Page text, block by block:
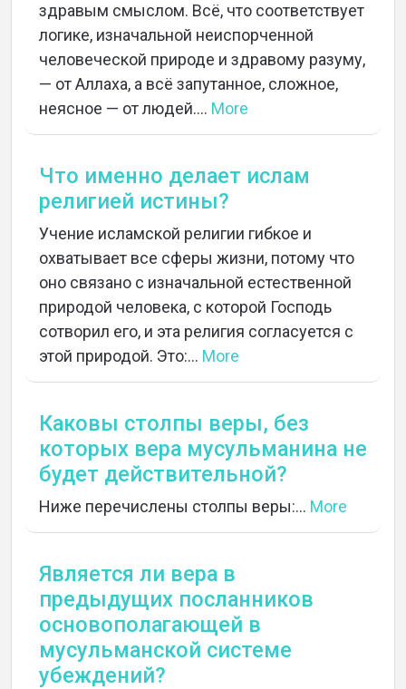
здравым смыслом. Всё, что соответствует
логике, изначальной неиспорченной
человеческой природе и здравому разуму,
— от Аллаха, а всё запутанное, сложное,
неясное — от людей.... More
Что именно делает ислам
религией истины?
Учение исламской религии гибкое и
охватывает все сферы жизни, потому что
оно связано с изначальной естественной
природой человека, с которой Господь
сотворил его, и эта религия согласуется с
этой природой. Это:... More
Каковы столпы веры, без
которых вера мусульманина не
будет действительной?
Ниже перечислены столпы веры:... More
Является ли вера в
предыдущих посланников
основополагающей в
мусульманской системе
убеждений?